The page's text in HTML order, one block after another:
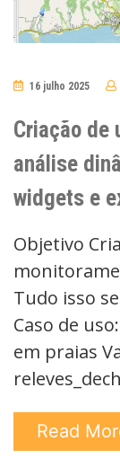
16 julho 2025
Criação de
análise
widgets e
Objetivo
Tudo isso
Caso de
em praias
Read